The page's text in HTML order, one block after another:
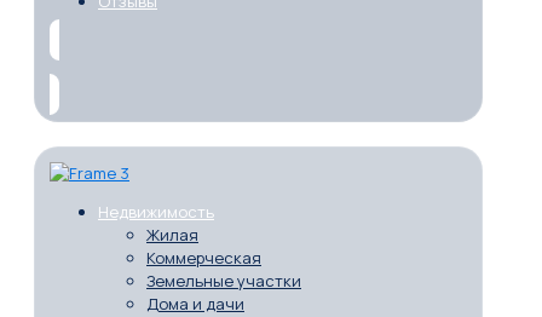
Недвижимость
Жилая
Коммерческая
Земельные участки
Дома и дачи